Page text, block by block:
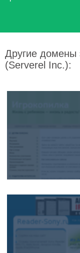
Другие домены
(Serverel Inc.):